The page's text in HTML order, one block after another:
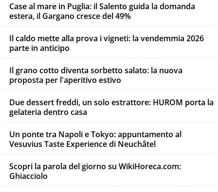
Case al mare in Puglia: il Salento guida la domanda
estera, il Gargano cresce del 49%
Il caldo mette alla prova i vigneti: la vendemmia 2026
parte in anticipo
Il grano cotto diventa sorbetto salato: la nuova
proposta per l'aperitivo estivo
Due dessert freddi, un solo estrattore: HUROM porta la
gelateria dentro casa
Un ponte tra Napoli e Tokyo: appuntamento al
Vesuvius Taste Experience di Neuchâtel
Scopri la parola del giorno su WikiHoreca.com:
Ghiacciolo